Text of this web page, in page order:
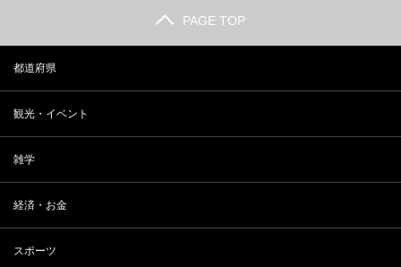
PAGE TOP
都道府県
観光・イベント
雑学
経済・お金
スポーツ